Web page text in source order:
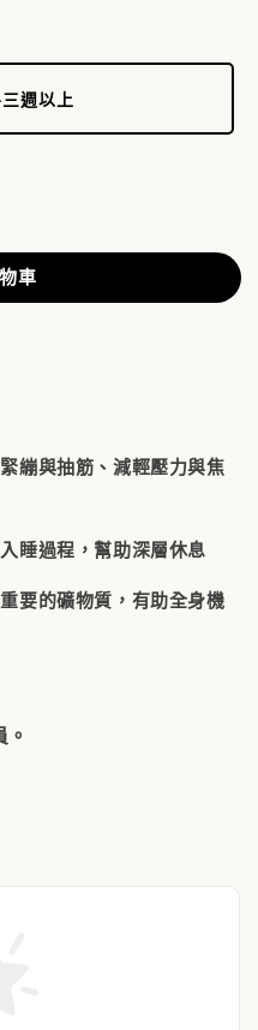
週以上
車
繃與抽筋、減輕壓力與焦
睡過程，幫助深層休息
要的礦物質，有助全身機